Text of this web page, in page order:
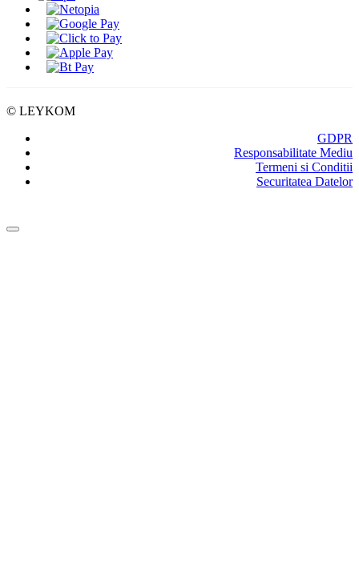
© LEYKOM
GDPR
Responsabilitate Mediu
Termeni si Conditii
Securitatea Datelor